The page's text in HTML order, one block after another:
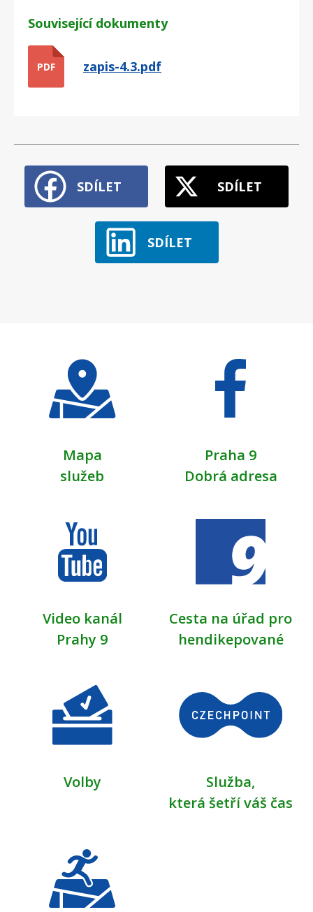
Související dokumenty
PDF zapis-4.3.pdf
SDÍLET SDÍLET
SDÍLET
Mapa
služeb
Praha 9
Dobrá adresa
Video kanál
Prahy 9
Cesta na úřad pro
hendikepované
Volby
Služba,
která šetří váš čas